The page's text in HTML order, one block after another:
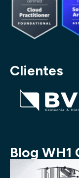
Clientes
Blog WH1